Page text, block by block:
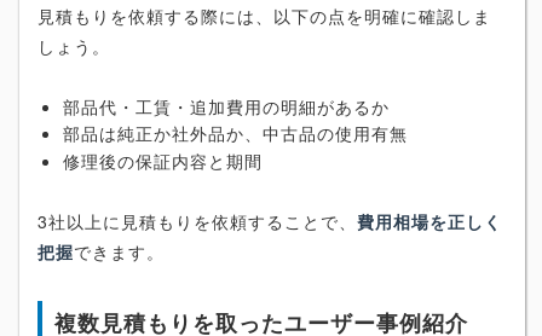
見積もりを依頼する際には、以下の点を明確に確認しま
しょう。
部品代・工賃・追加費用の明細があるか
部品は純正か社外品か、中古品の使用有無
修理後の保証内容と期間
3社以上に見積もりを依頼することで、 費用相場を正しく
把握できます。
複数見積もりを取ったユーザー事例紹介